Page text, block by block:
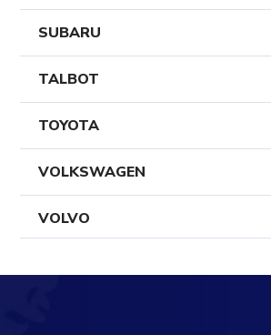
SUBARU
TALBOT
TOYOTA
VOLKSWAGEN
VOLVO